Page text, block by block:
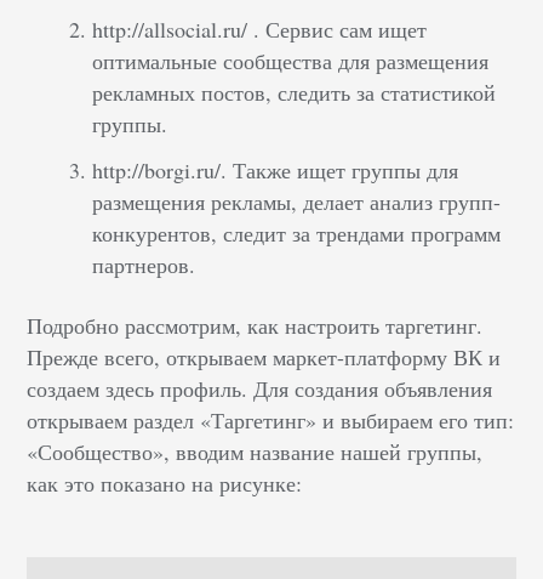
http://allsocial.ru/ . Сервис сам ищет
оптимальные сообщества для размещения
рекламных постов, следить за статистикой
группы.
http://borgi.ru/. Также ищет группы для
размещения рекламы, делает анализ групп-
конкурентов, следит за трендами программ
партнеров.
Подробно рассмотрим, как настроить таргетинг.
Прежде всего, открываем маркет-платформу ВК и
создаем здесь профиль. Для создания объявления
открываем раздел «Таргетинг» и выбираем его тип:
«Сообщество», вводим название нашей группы,
как это показано на рисунке: